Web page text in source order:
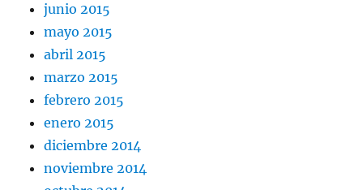
junio 2015
mayo 2015
abril 2015
marzo 2015
febrero 2015
enero 2015
diciembre 2014
noviembre 2014